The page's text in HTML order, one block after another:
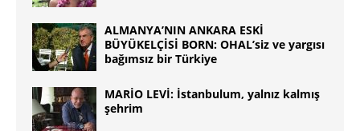
ALMANYA’NIN ANKARA ESKİ
BÜYÜKELÇİSİ BORN: OHAL’siz ve yargısı
bağımsız bir Türkiye
MARİO LEVİ: İstanbulum, yalnız kalmış
şehrim